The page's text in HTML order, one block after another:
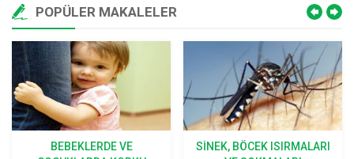
POPÜLER MAKALELER
BEBEKLERDE VE
SINEK, BÖCEK ISIRMALARI